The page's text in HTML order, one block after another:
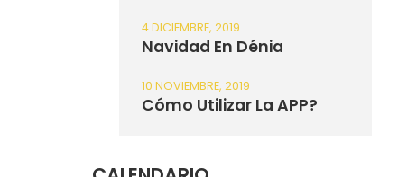
Navidad En Dénia
4 DICIEMBRE, 2019
Cómo Utilizar La APP?
10 NOVIEMBRE, 2019